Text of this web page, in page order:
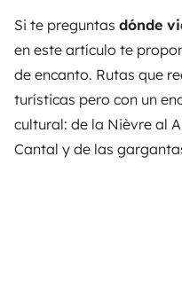
Si te preguntas dónde
en este artículo te
de encanto. Rutas que
turísticas pero con un
cultural: de la Nièvre al
Cantal y de las